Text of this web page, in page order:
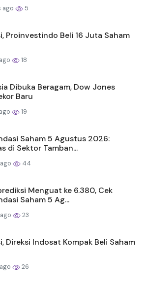
ago 5
Proinvestindo Beli 16 Juta Saham
18
Dibuka Beragam, Dow Jones
Baru
19
Saham 5 Agustus 2026:
di Sektor Tamban...
44
Menguat ke 6.380, Cek
Saham 5 Ag...
23
Direksi Indosat Kompak Beli Saham
26